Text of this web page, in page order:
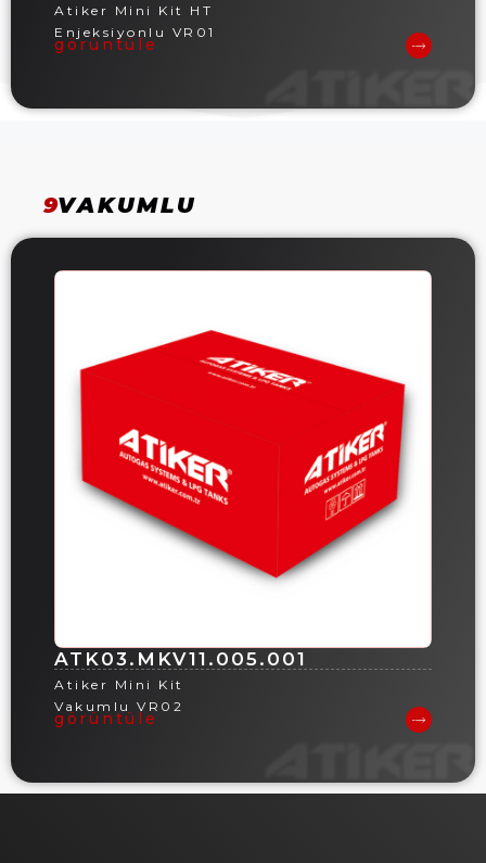
Atiker Mini Kit HT
Enjeksiyonlu VR01
görüntüle
9VAKUMLU
ATK03.MKV11.005.001
Atiker Mini Kit
Vakumlu VR02
görüntüle